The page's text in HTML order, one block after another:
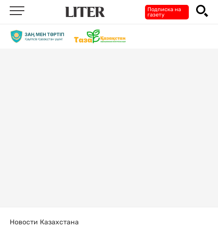
Подписка на
газету
Новости Казахстана